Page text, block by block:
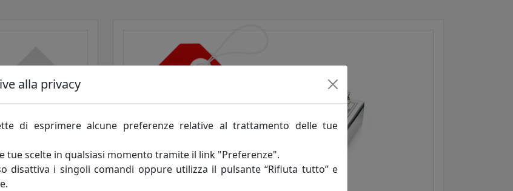
sconto nel
alla privacy
di esprimere alcune preferenze relative al trattamento delle tue
tue scelte in qualsiasi momento tramite il link "Preferenze".
disattiva i singoli comandi oppure utilizza il pulsante “Rifiuta tutto” e